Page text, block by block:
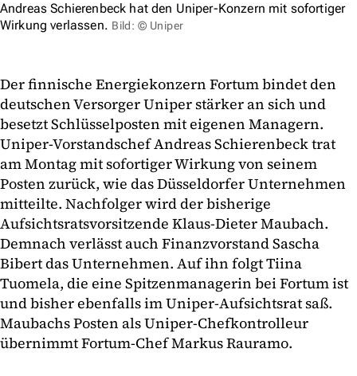
Andreas Schierenbeck hat den Uniper-Konzern mit sofortiger
Wirkung verlassen. Bild: © Uniper
Der finnische Energiekonzern Fortum bindet den
deutschen Versorger Uniper stärker an sich und
besetzt Schlüsselposten mit eigenen Managern.
Uniper-Vorstandschef Andreas Schierenbeck trat
am Montag mit sofortiger Wirkung von seinem
Posten zurück, wie das Düsseldorfer Unternehmen
mitteilte. Nachfolger wird der bisherige
Aufsichtsratsvorsitzende Klaus-Dieter Maubach.
Demnach verlässt auch Finanzvorstand Sascha
Bibert das Unternehmen. Auf ihn folgt Tiina
Tuomela, die eine Spitzenmanagerin bei Fortum ist
und bisher ebenfalls im Uniper-Aufsichtsrat saß.
Maubachs Posten als Uniper-Chefkontrolleur
übernimmt Fortum-Chef Markus Rauramo.